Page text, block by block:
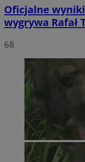
Oficjalne
wygrywa Rafał
68